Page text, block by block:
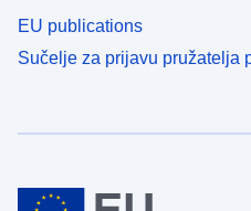
EU publications
Sučelje za prijavu pružatelja